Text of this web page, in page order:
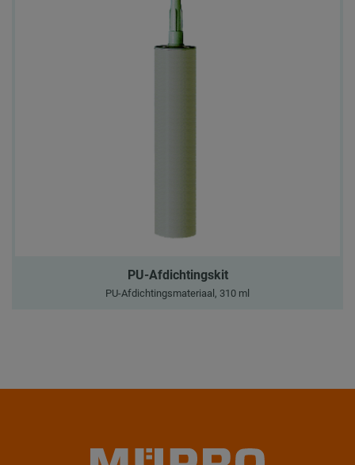
PU-Afdichtingskit
PU-Afdichtingsmateriaal, 310 ml